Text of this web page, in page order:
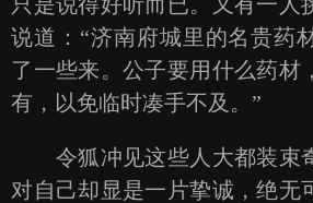
说道：“济南府城里的名贵药
了一些来。公子要用什么药材
有，以免临时凑手不及。”
令狐冲见这些人大都装束
对自己却显是一片挚诚，绝无